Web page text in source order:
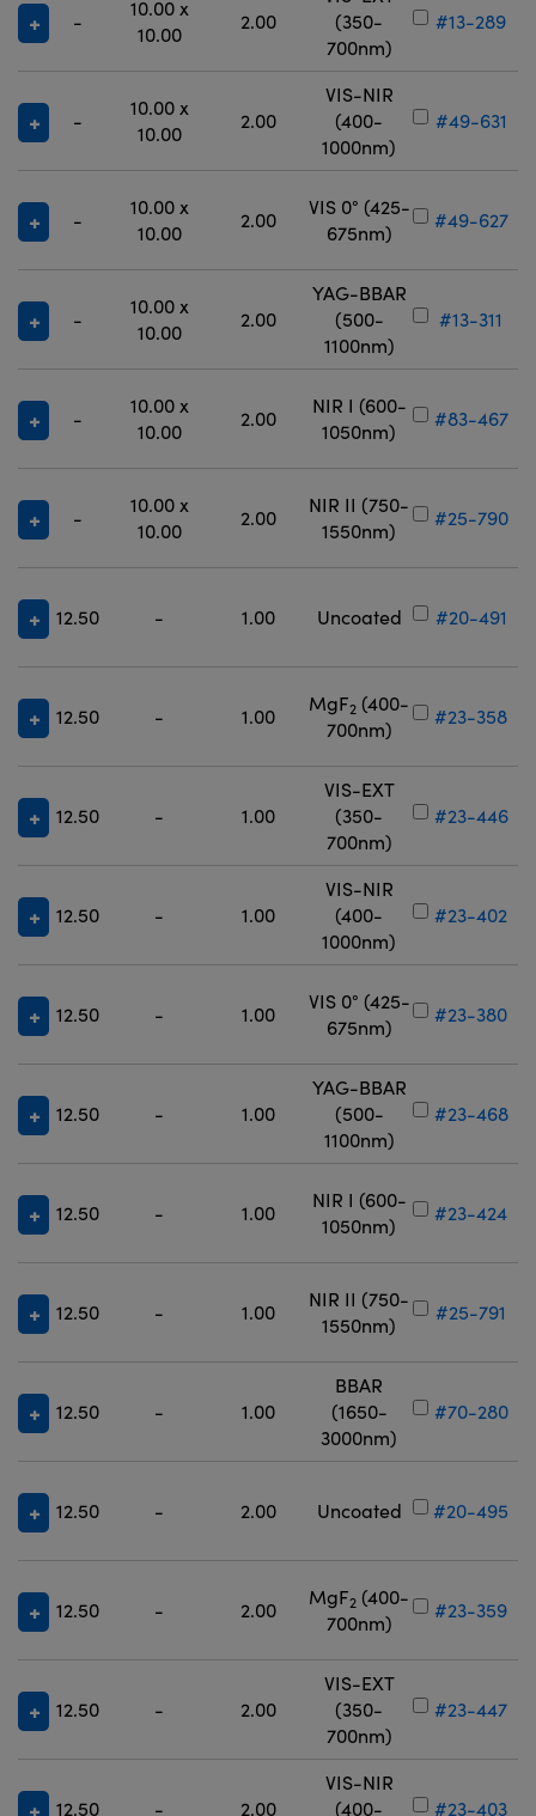
-
10.00 x
10.00
2.00
(350-
700nm)
#13-289
-
10.00 x
10.00
2.00
VIS-NIR
(400-
1000nm)
#49-631
-
10.00 x
10.00
2.00
VIS 0° (425-
675nm)
#49-627
-
10.00 x
10.00
2.00
YAG-BBAR
(500-
1100nm)
#13-311
-
10.00 x
10.00
2.00
NIR I (600-
1050nm)
#83-467
-
10.00 x
10.00
2.00
NIR II (750-
1550nm)
#25-790
12.50 - 1.00 Uncoated #20-491
12.50 - 1.00
MgF2 (400-
700nm)
#23-358
12.50 - 1.00
VIS-EXT
(350-
700nm)
#23-446
12.50 - 1.00
VIS-NIR
(400-
1000nm)
#23-402
12.50 - 1.00
VIS 0° (425-
675nm)
#23-380
12.50 - 1.00
YAG-BBAR
(500-
1100nm)
#23-468
12.50 - 1.00
NIR I (600-
1050nm)
#23-424
12.50 - 1.00
NIR II (750-
1550nm)
#25-791
12.50 - 1.00
BBAR
(1650-
3000nm)
#70-280
12.50 - 2.00 Uncoated #20-495
12.50 - 2.00
MgF2 (400-
700nm)
#23-359
12.50 - 2.00
VIS-EXT
(350-
700nm)
#23-447
12.50 - 2.00
VIS-NIR
(400-
#23-403